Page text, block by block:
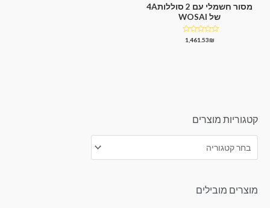
קטגוריות מוצרים
מוצרים מובילים
מסור חשמלי עם 2 סוללות4A
של WOSAI
דורג1,461.53₪